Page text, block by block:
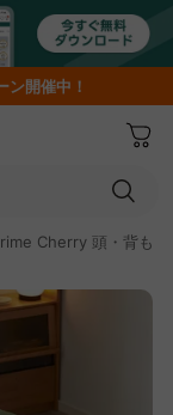
開催中！
Cherry 頭・背も